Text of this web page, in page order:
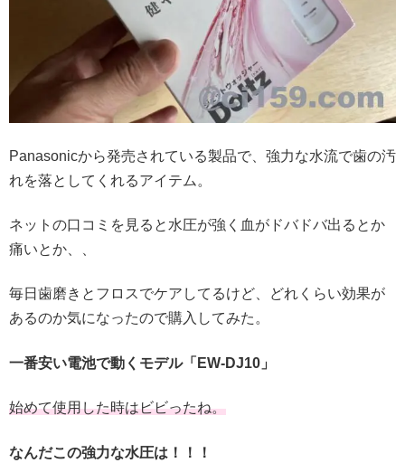
Panasonicから発売されている製品で、強力な水流で歯の汚
れを落としてくれるアイテム。
ネットの口コミを見ると水圧が強く血がドバドバ出るとか
痛いとか、、
毎日歯磨きとフロスでケアしてるけど、どれくらい効果が
あるのか気になったので購入してみた。
一番安い電池で動くモデル「EW-DJ10」
始めて使用した時はビビったね。
なんだこの強力な水圧は！！！